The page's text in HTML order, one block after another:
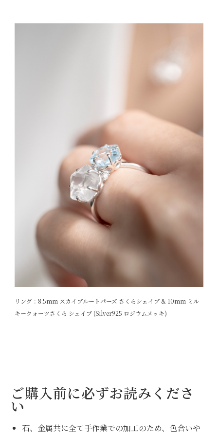
リング：8.5mm スカイブルートパーズ さくらシェイプ & 10mm ミル
キークォーツさくら シェイプ (Silver925 ロジウムメッキ)
ご購入前に必ずお読みくださ
い
石、金属共に全て手作業での加工のため、色合いや